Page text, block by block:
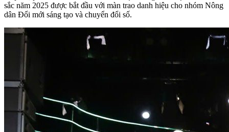
sắc năm 2025 được bắt đầu với màn trao danh hiệu cho nhóm Nông
dân Đổi mới sáng tạo và chuyển đổi số.